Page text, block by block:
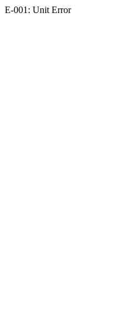
E-001: Unit Error